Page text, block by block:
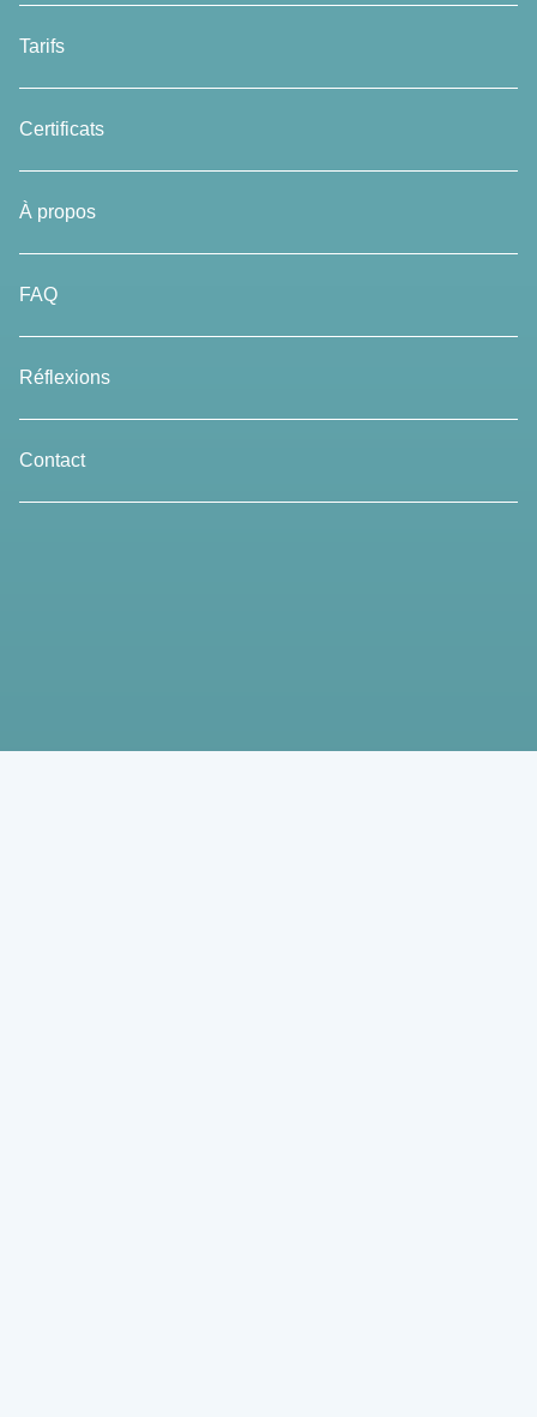
Tarifs
Certificats
À propos
FAQ
Réflexions
Contact